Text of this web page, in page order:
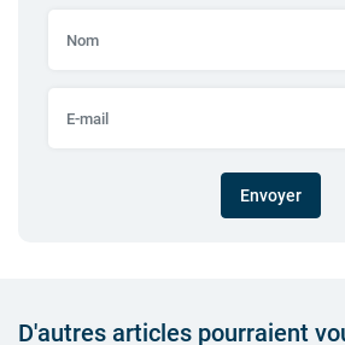
Envoyer
D'autres articles pourraient